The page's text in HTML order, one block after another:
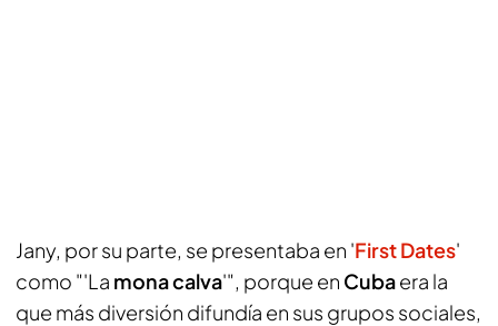
Jany, por su parte, se presentaba en 'First Dates'
como "'La mona calva'", porque en Cubaera la
que más diversión difundía en sus grupos sociales,